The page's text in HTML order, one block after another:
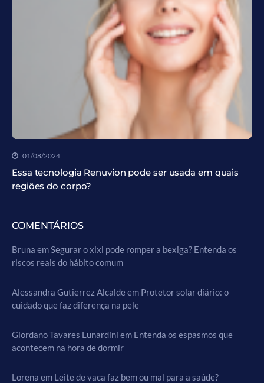
01/08/2024
Essa tecnologia Renuvion pode ser usada em quais
regiões do corpo?
COMENTÁRIOS
Bruna emSegurar o xixi pode romper a bexiga? Entenda os
riscos reais do hábito comum
Alessandra Gutierrez Alcaldeem Protetor solar diário: o
cuidado que faz diferença na pele
Giordano Tavares Lunardini em Entenda os espasmos que
acontecem na hora de dormir
Lorena em Leite de vaca faz bem ou mal para a saúde?